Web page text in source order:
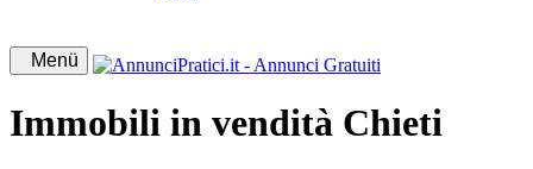
Menü
Immobili in vendità Chieti